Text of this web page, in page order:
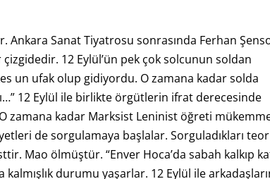
Ankara Sanat Tiyatrosu sonrasında Ferhan
12 Eylül’ün pek çok solcunun soldan
un ufak olup gidiyordu. O zamana kadar solda
12 Eylül ile birlikte örgütlerin ifrat derecesinde
zamana kadar Marksist Leninist öğreti
de sorgulamaya başlalar. Sorguladıkları
Mao ölmüştür. “Enver Hoca’da sabah kalkıp
durumu yaşarlar. 12 Eylül ile